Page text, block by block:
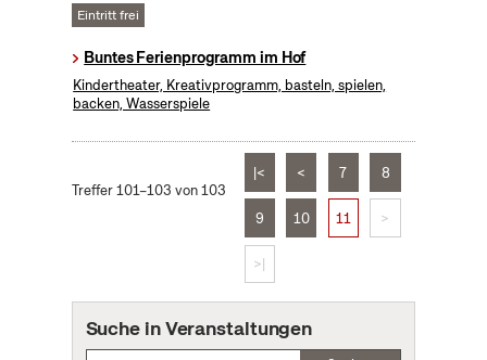
Eintritt frei
Buntes Ferienprogramm im Hof
Kindertheater, Kreativprogramm, basteln, spielen,
backen, Wasserspiele
Treffer 101–103 von 103
|< < 7 8
9 10 11 >
>|
Suche in Veranstaltungen